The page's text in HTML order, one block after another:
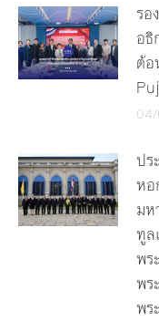
รอ
อธิ
ต้
ปร
หอ
มห
ทูล
พร
พร
พร